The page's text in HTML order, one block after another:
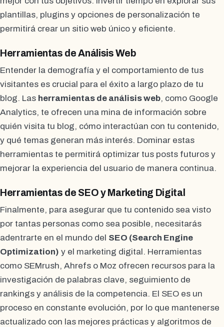
plantillas, plugins y opciones de personalización te
permitirá crear un sitio web único y eficiente.
Herramientas de Análisis Web
Entender la demografía y el comportamiento de tus
visitantes es crucial para el éxito a largo plazo de tu
blog. Las herramientas de análisis web, como Google
Analytics, te ofrecen una mina de información sobre
quién visita tu blog, cómo interactúan con tu contenido,
y qué temas generan más interés. Dominar estas
herramientas te permitirá optimizar tus posts futuros y
mejorar la experiencia del usuario de manera continua.
Herramientas de SEO y Marketing Digital
Finalmente, para asegurar que tu contenido sea visto
por tantas personas como sea posible, necesitarás
adentrarte en el mundo del SEO (Search Engine
Optimization) y el marketing digital. Herramientas
como SEMrush, Ahrefs o Moz ofrecen recursos para la
investigación de palabras clave, seguimiento de
rankings y análisis de la competencia. El SEO es un
proceso en constante evolución, por lo que mantenerse
actualizado con las mejores prácticas y algoritmos de